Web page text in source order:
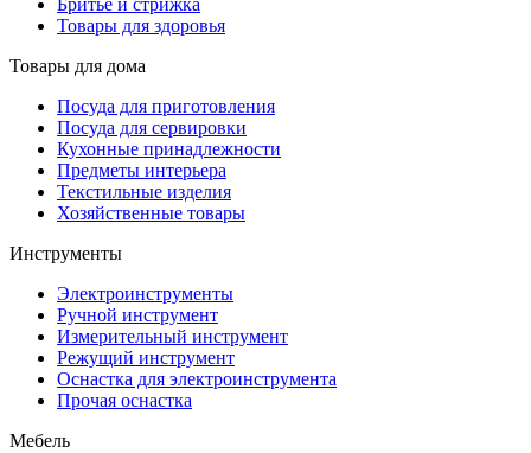
Бритье и стрижка
Товары для здоровья
Товары для дома
Посуда для приготовления
Посуда для сервировки
Кухонные принадлежности
Предметы интерьера
Текстильные изделия
Хозяйственные товары
Инструменты
Электроинструменты
Ручной инструмент
Измерительный инструмент
Режущий инструмент
Оснастка для электроинструмента
Прочая оснастка
Мебель